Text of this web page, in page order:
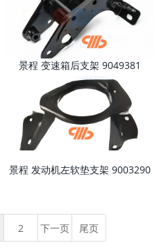
景程 变速箱后支架 9049381
96328609
景程 发动机左软垫支架 9003290
2 下一页 尾页